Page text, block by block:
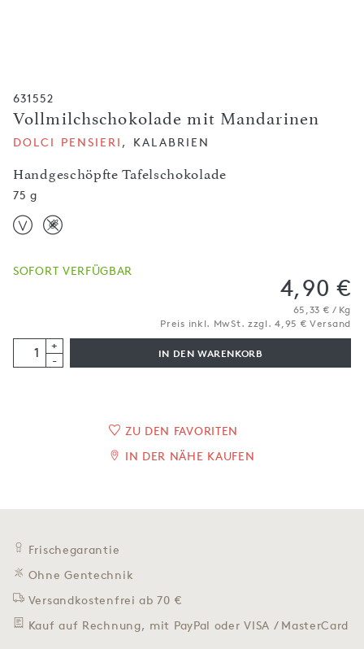
631552
Vollmilch­schokolade mit Mandarinen
Handgeschöpfte Tafelschokolade
DOLCI PENSIERI , KALABRIEN
75 g
SOFORT VERFÜGBAR
4,90 €
65,33 € / Kg
Preis inkl. MwSt. zzgl. 4,95 € Versand
+
-
IN DEN WARENKORB
ZU DEN FAVORITEN
IN DER NÄHE KAUFEN
Frischegarantie
Ohne Gentechnik
Versandkostenfrei ab 70 €
Kauf auf Rechnung, mit PayPal oder VISA / MasterCard